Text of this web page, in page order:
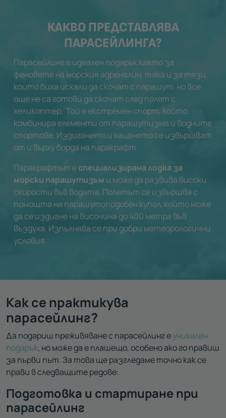
КАКВО ПРЕДСТАВЛЯВА
ПАРАСЕЙЛИНГА?
Парасейлинг е идеален подарък както за
феновете на морския адреналин, така и за тези,
които биха искали да скочат с парашут, но все
още не са готови да скочат следполет с
хеликоптер. Той е екстремен спорт, който
комбинира елементи от парашутизма и водните
спортове. Издигането и кацането се извършват
от и върху борда на паракрафт.
Паракрафтът еспециализирана лодка за
морски парашутизъм и може да развива високи
скорости във водата. Полетът се извършва с
помощта на парашутоподобен купол, който може
да се издигне на височина до 400 метра във
въздуха. Изпълнява се при добри метеорологични
условия.
Как се практикува
парасейлинг?
Да подариш преживяване с парасейлинг еуникален
подарък, но може да е плашещо, особено ако го правиш
за първи път. За това ще разгледаме точно как се
прави в следващите редове:
Подготовка и стартиране при
парасейлинг